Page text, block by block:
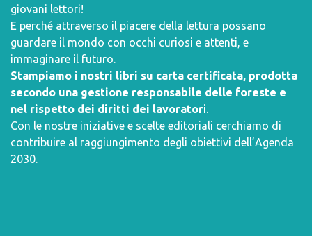
giovani lettori!
E perché attraverso il piacere della lettura possano
guardare il mondo con occhi curiosi e attenti, e
immaginare il futuro.
Stampiamo i nostri libri su carta certificata, prodotta
secondo una gestione responsabile delle foreste e
nel rispetto dei diritti dei lavoratori.
Con le nostre iniziative e scelte editoriali cerchiamo di
contribuire al raggiungimento degli obiettivi dell’Agenda
2030.